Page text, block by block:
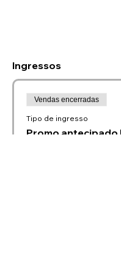
Ingressos
Vendas encerradas
Tipo de ingresso
Promo antecipado